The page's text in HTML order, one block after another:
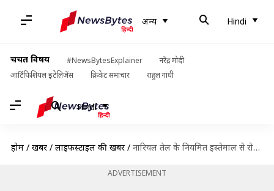
अन्य Hindi
चर्चित विषय #NewsBytesExplainer
नरेंद्र मोदी
आर्टिफिशियल इंटेलिजेंस
क्रिकेट समाचार राहुल गांधी
Hindi
होम / खबरें / लाइफस्टाइल की खबरें / नारियल तेल के नियमित इस्तेमाल से रोकें बालों का झड़ना, यहाँ जानें तरीका
ADVERTISEMENT